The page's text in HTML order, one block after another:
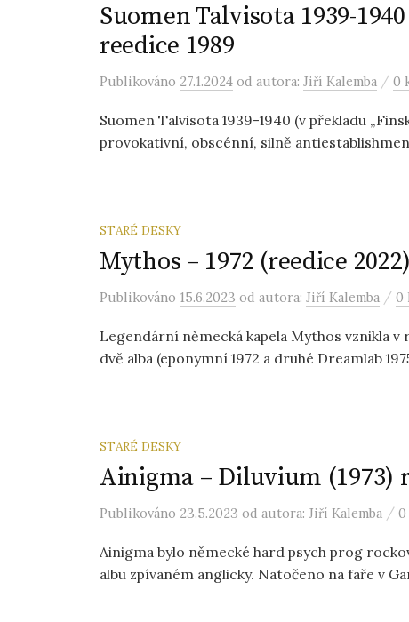
Suomen Talvisota 1939-
reedice 1989
Publikováno 27.1.2024 od autora: Jiří Kalemba / 0
Suomen Talvisota 1939-1940 (v překladu
provokativní, obscénní, silně
STARÉ DESKY
Mythos – 1972 (reedice 2022)
Publikováno 15.6.2023 od autora: Jiří Kalemba / 0
Legendární německá kapela Mythos vznikla
dvě alba (eponymní 1972 a druhé Dreamlab
STARÉ DESKY
Ainigma – Diluvium (1973)
Publikováno 23.5.2023 od autora: Jiří Kalemba / 0
Ainigma bylo německé hard psych prog
albu zpívaném anglicky. Natočeno na faře v